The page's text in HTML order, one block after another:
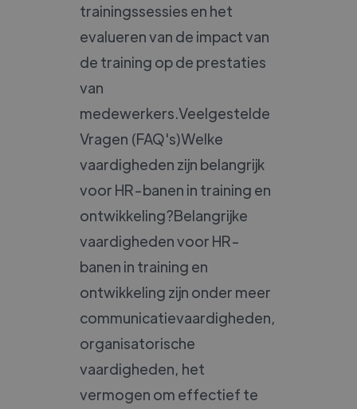
trainingssessies en het
evalueren van de impact van
de training op de prestaties
van
medewerkers.Veelgestelde
Vragen (FAQ's)Welke
vaardigheden zijn belangrijk
voor HR-banen in training en
ontwikkeling?Belangrijke
vaardigheden voor HR-
banen in training en
ontwikkeling zijn onder meer
communicatievaardigheden,
organisatorische
vaardigheden, het
vermogen om effectief te